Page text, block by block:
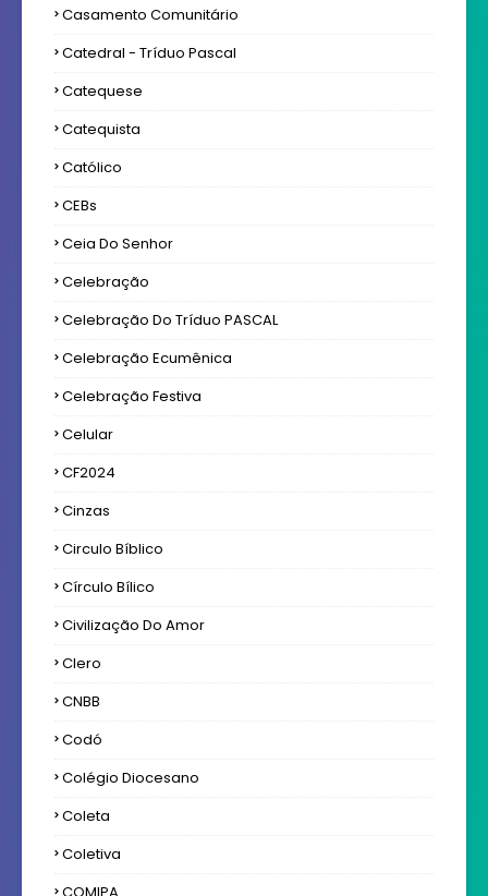
Casamento Comunitário
Catedral - Tríduo Pascal
Catequese
Catequista
Católico
CEBs
Ceia Do Senhor
Celebração
Celebração Do Tríduo PASCAL
Celebração Ecumênica
Celebração Festiva
Celular
CF2024
Cinzas
Circulo Bíblico
Círculo Bílico
Civilização Do Amor
Clero
CNBB
Codó
Colégio Diocesano
Coleta
Coletiva